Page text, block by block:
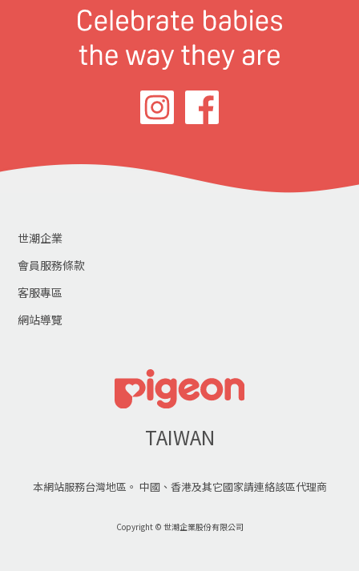
世潮企業
會員服務條款
客服專區
網站導覽
TAIWAN
本網站服務台灣地區。 中國、香港及其它國家請連絡該區代理商
Copyright © 世潮企業股份有限公司